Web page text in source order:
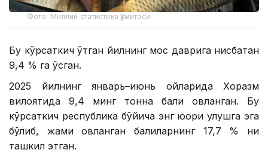
Фото: Миллий статистика қўмитаси
Бу кўрсаткич ўтган йилнинг мос даврига нисбатан
9,4 % га ўсган.
2025 йилнинг январь–июнь ойларида Хоразм
вилоятида 9,4 минг тонна балиқ овланган. Бу
кўрсаткич республика бўйича энг юқори улушга эга
бўлиб, жами овланган балиқларнинг 17,7 % ни
ташкил этган.